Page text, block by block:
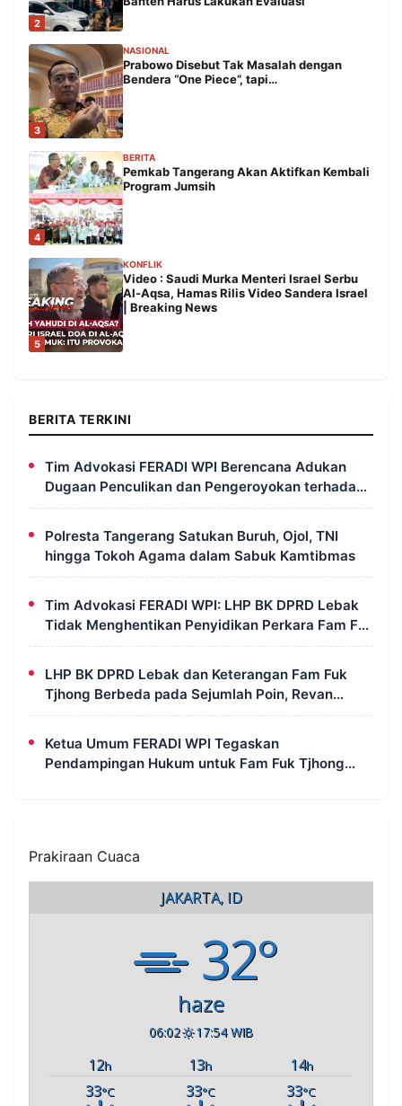
2
3
NASIONAL
Prabowo Disebut Tak Masalah dengan
Bendera “One Piece”, tapi…
4
BERITA
Pemkab Tangerang Akan Aktifkan Kembali
Program Jumsih
5
KONFLIK
Video : Saudi Murka Menteri Israel Serbu
Al-Aqsa, Hamas Rilis Video Sandera Israel
| Breaking News
BERITA TERKINI
Tim Advokasi FERADI WPI Berencana Adukan
Dugaan Penculikan dan Pengeroyokan terhadap
UUN ke Komisi III DPR RI, LPSK, dan Kompolnas
Polresta Tangerang Satukan Buruh, Ojol, TNI
hingga Tokoh Agama dalam Sabuk Kamtibmas
Tim Advokasi FERADI WPI: LHP BK DPRD Lebak
Tidak Menghentikan Penyidikan Perkara Fam Fuk
Tjhong Alias Pak Uun
LHP BK DPRD Lebak dan Keterangan Fam Fuk
Tjhong Berbeda pada Sejumlah Poin, Revan
FERADI WPI: Proses Pembuktian Masih
Ketua Umum FERADI WPI Tegaskan
Pendampingan Hukum untuk Fam Fuk Tjhong
Prakiraan Cuaca
JAKARTA, ID
32°
haze
06:02 17:54 WIB
12h 13h 14h
33°C 33°C 33°C